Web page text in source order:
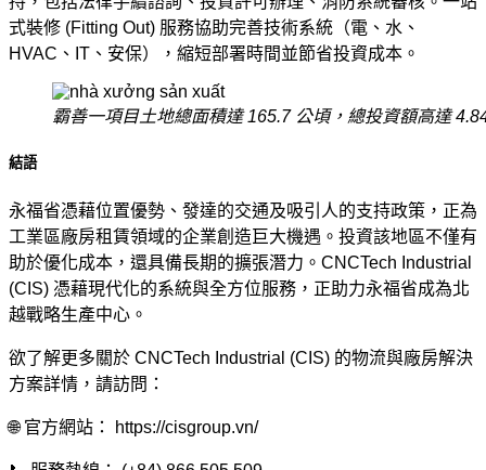
式裝修 (Fitting Out) 服務協助完善技術系統（電、水、
HVAC、IT、安保），縮短部署時間並節省投資成本。
霸善一項目土地總面積達 165.7 公頃，總投資額高達
結語
永福省憑藉位置優勢、發達的交通及吸引人的支持政策，正為
工業區廠房租賃領域的企業創造巨大機遇。投資該地區不僅有
助於優化成本，還具備長期的擴張潛力。CNCTech Industrial
(CIS) 憑藉現代化的系統與全方位服務，正助力永福省成為北
越戰略生產中心。
欲了解更多關於 CNCTech Industrial (CIS) 的物流與廠房解決
方案詳情，請訪問：
🌐 官方網站： https://cisgroup.vn/